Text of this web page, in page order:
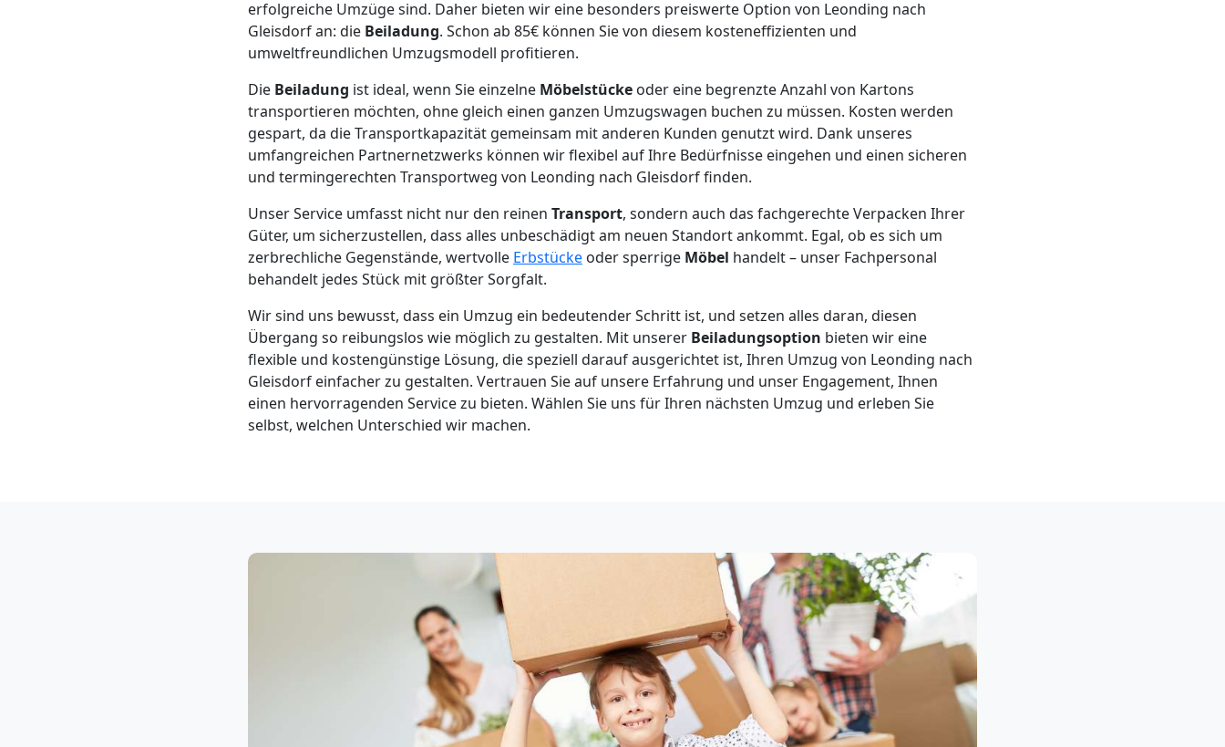
erfolgreiche Umzüge sind. Daher bieten wir eine besonders preiswerte Option von Leonding nach
Gleisdorf an: die Beiladung. Schon ab 85€ können Sie von diesem kosteneffizienten und
umweltfreundlichen Umzugsmodell profitieren.
Die Beiladung ist ideal, wenn Sie einzelne Möbelstücke oder eine begrenzte Anzahl von Kartons
transportieren möchten, ohne gleich einen ganzen Umzugswagen buchen zu müssen. Kosten werden
gespart, da die Transportkapazität gemeinsam mit anderen Kunden genutzt wird. Dank unseres
umfangreichen Partnernetzwerks können wir flexibel auf Ihre Bedürfnisse eingehen und einen sicheren
und termingerechten Transportweg von Leonding nach Gleisdorf finden.
Unser Service umfasst nicht nur den reinen Transport, sondern auch das fachgerechte Verpacken Ihrer
Güter, um sicherzustellen, dass alles unbeschädigt am neuen Standort ankommt. Egal, ob es sich um
zerbrechliche Gegenstände, wertvolle Erbstücke oder sperrige Möbel handelt – unser Fachpersonal
behandelt jedes Stück mit größter Sorgfalt.
Wir sind uns bewusst, dass ein Umzug ein bedeutender Schritt ist, und setzen alles daran, diesen
Übergang so reibungslos wie möglich zu gestalten. Mit unserer Beiladungsoption bieten wir eine
flexible und kostengünstige Lösung, die speziell darauf ausgerichtet ist, Ihren Umzug von Leonding nach
Gleisdorf einfacher zu gestalten. Vertrauen Sie auf unsere Erfahrung und unser Engagement, Ihnen
einen hervorragenden Service zu bieten. Wählen Sie uns für Ihren nächsten Umzug und erleben Sie
selbst, welchen Unterschied wir machen.
Klaviertransport